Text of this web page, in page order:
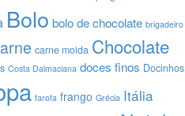
Bolo bolo de chocolate brigadeiro
carne moida Chocolate
Costa Dalmaciana doces finos Docinhos
farofa frango Grécia Itália